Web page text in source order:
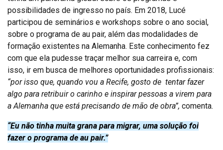
possibilidades de ingresso no país. Em 2018, Lucé
participou de seminários e workshops sobre o ano social,
sobre o programa de au pair, além das modalidades de
formação existentes na Alemanha. Este conhecimento fez
com que ela pudesse traçar melhor sua carreira e, com
isso, ir em busca de melhores oportunidades profissionais:
“por isso que, quando vou a Recife, gosto de tentar fazer
algo para retribuir o carinho e inspirar pessoas a virem para
a Alemanha que está precisando de mão de obra”, comenta.
“Eu não tinha muita grana para migrar, uma solução foi
fazer o programa de au pair.”